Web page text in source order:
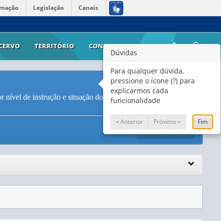
Legislação Canais
TERRITÓRIO CONTATO AJUDA
nível de instrução e situação do domicílio (2013) (
Dúvidas
Para qualquer dúvida,
pressione o ícone (?) para
explicarmos cada
funcionalidade
« Anterior Próximo » Fim